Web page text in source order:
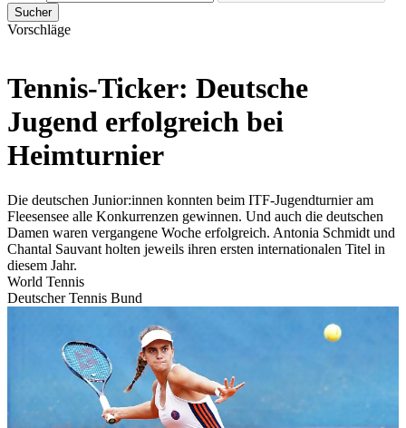
Sucher
Vorschläge
Tennis-Ticker: Deutsche
Jugend erfolgreich bei
Heimturnier
Die deutschen Junior:innen konnten beim ITF-Jugendturnier am
Fleesensee alle Konkurrenzen gewinnen. Und auch die deutschen
Damen waren vergangene Woche erfolgreich. Antonia Schmidt und
Chantal Sauvant holten jeweils ihren ersten internationalen Titel in
diesem Jahr.
World Tennis
Deutscher Tennis Bund